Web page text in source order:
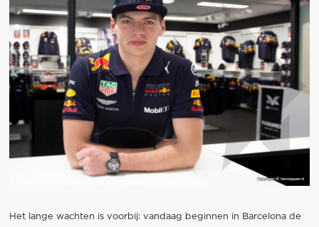
Het lange wachten is voorbij: vandaag beginnen in Barcelona de